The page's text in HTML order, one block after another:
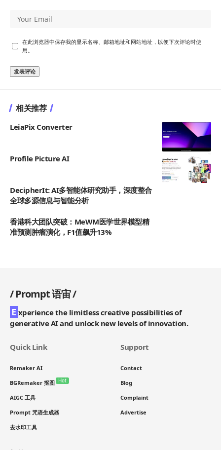
在此浏览器中保存我的显示名称、邮箱地址和网站地址，以便下次评论时使
用。
相关推荐
LeiaPix Converter
Profile Picture AI
DecipherIt: AI多智能体研究助手，深度整合
全球多源信息与智能分析
香港科大团队突破：MeWM医学世界模型精
准预测肿瘤演化，F1值飙升13%
/Prompt 语宙/
E xperience the limitless creative possibilities of
generative AI and unlock new levels of innovation.
Quick Link
Remaker AI
BGRemaker 抠图 Hot
AIGC 工具
Prompt 咒语生成器
去水印工具
Support
Contact
Blog
Complaint
Advertise